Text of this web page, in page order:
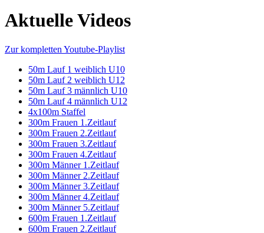
Aktuelle Videos
Zur kompletten Youtube-Playlist
50m Lauf 1 weiblich U10
50m Lauf 2 weiblich U12
50m Lauf 3 männlich U10
50m Lauf 4 männlich U12
4x100m Staffel
300m Frauen 1.Zeitlauf
300m Frauen 2.Zeitlauf
300m Frauen 3.Zeitlauf
300m Frauen 4.Zeitlauf
300m Männer 1.Zeitlauf
300m Männer 2.Zeitlauf
300m Männer 3.Zeitlauf
300m Männer 4.Zeitlauf
300m Männer 5.Zeitlauf
600m Frauen 1.Zeitlauf
600m Frauen 2.Zeitlauf